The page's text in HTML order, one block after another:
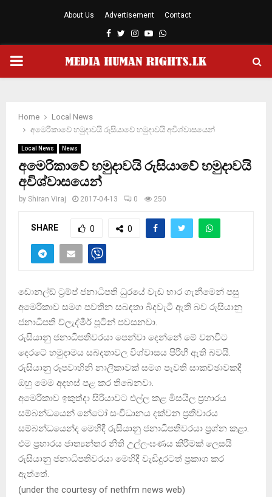
About Us Advertisement Contact
Facebook
TwitterInstagram
YoutubeWhatsapp
PRIMARY
Home
Local News
අමෙරිකාවේ හමුදාවයි රුසියාවේ හමුදාවයි අවිශ්වාසයෙන්
Local News News
අමෙරිකාවේ හමුදාවයි රුසියාවේ හමුදාවයි
අවිශ්වාසයෙන්
by Shiran Viraj 2017-04-13 0 250
SHARE 0 0
ඩොනල්ඞ් ට‍්‍රම්ප් ජනාධිපති ධුරයේ වැඩ භාර ගැනීමෙන් පසු
අමෙරිකාව සමග පවතින සබඳතා බිදවැටී ඇති බව රුසියානු
ජනාධිපති ව්ලැද්මීර් පූටින් පවසනවා.
රුසියානු ජනාධිපතිවරයා පෙන්වා දෙන්නේ මේ වනවිට
දෙරටේ හමුදාමය සබදතාවල විශ්වාසය පිරිහී ඇති බවයි.
රුසියානු රූපවාහිනි නාලිකාවක් සමග පැවති සාකච්ඡාවකදී
ඔහු මෙම අදහස් පළ කර තිබෙනවා.
අමෙරිකාව ඉකුත්දා සිරියාවට එල්ල කළ මිසයිල ප‍්‍රහාරය
සම්බන්ධයෙන් නේටෝ සංවිධානය දක්වන ප‍්‍රතිචාරය
සම්බන්ධයෙන්ද මෙහිදී රුසියානු ජනාධිපතිවරයා ප‍්‍රශ්න කළා.
එම ප‍්‍රහාරය ජාත්‍යන්තර නීති උල්ලංඝණය කිරීමක් ලෙසයි
රුසියානු ජනාධිපතිවරයා මෙහිදී වැඩිදුරටත් ප‍්‍රකාශ කර
ඇත්තේ.
(under the courtesy of nethfm news web)